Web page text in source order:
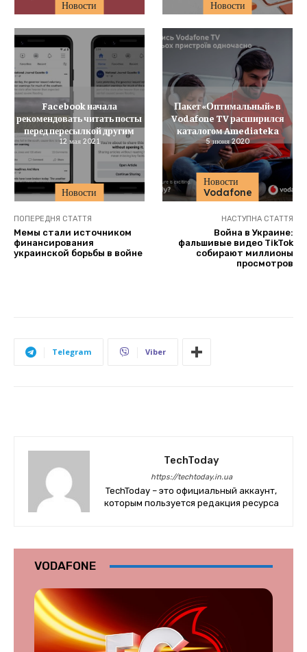
Новости Новости
Новости
Facebook начала
рекомендовать читать посты
перед пересылкой другим
12 мая 2021
Новости
Vodafone
Пакет «Оптимальный» в
Vodafone TV расширился
каталогом Amediateka
5 июня 2020
ПОПЕРЕДНЯ СТАТТЯ
Мемы стали источником
финансирования
украинской борьбы в войне
НАСТУПНА СТАТТЯ
Война в Украине:
фальшивые видео TikTok
собирают миллионы
просмотров
Telegram Viber
TechToday
https://techtoday.in.ua
TechToday – это официальный аккаунт,
которым пользуется редакция ресурса
VODAFONE